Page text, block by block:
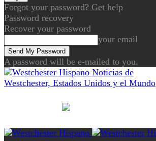
Forgot your password? Get help
Password recovery
Recover your password
your email
A password will be e-mailed to you.
Noticias de
Westchester, Estados Unidos y el Mundo